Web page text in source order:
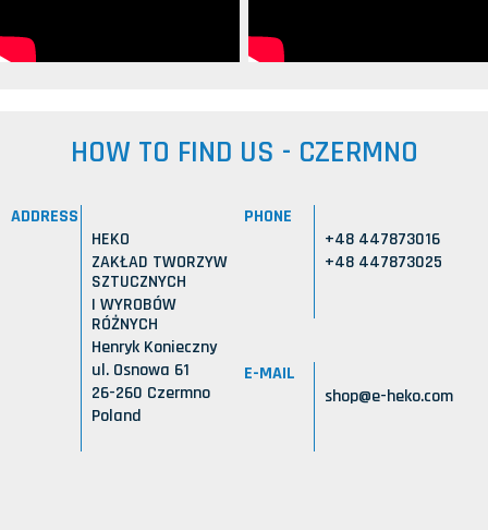
HOW TO FIND US - CZERMNO
ADDRESS
HEKO
ZAKŁAD TWORZYW
SZTUCZNYCH
I WYROBÓW
RÓŻNYCH
Henryk Konieczny
ul. Osnowa 61
26-260 Czermno
Poland
PHONE
+48 447873016
+48 447873025
E-MAIL
shop@e-heko.com